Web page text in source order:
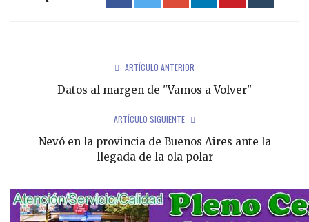
ARTÍCULO ANTERIOR
Datos al margen de "Vamos a Volver"
ARTÍCULO SIGUIENTE
Nevó en la provincia de Buenos Aires ante la
llegada de la ola polar